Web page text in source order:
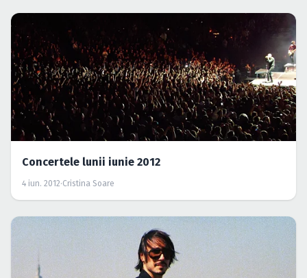
Concertele lunii iunie 2012
4 iun. 2012·Cristina Soare